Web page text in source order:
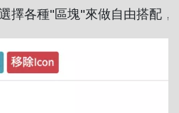
擇各種"區塊"來做自由搭配